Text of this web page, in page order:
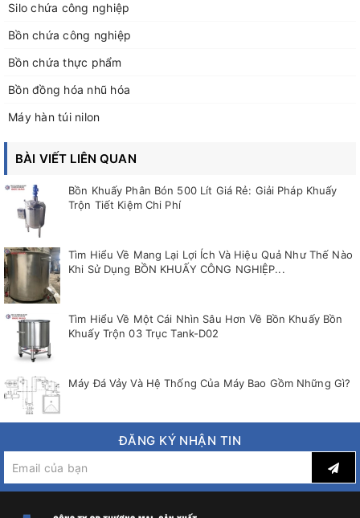
Silo chứa công nghiệp
Bồn chứa công nghiệp
Bồn chứa thực phẩm
Bồn đồng hóa nhũ hóa
Máy hàn túi nilon
BÀI VIẾT LIÊN QUAN
Bồn Khuấy Phân Bón 500 Lít Giá Rẻ: Giải Pháp Khuấy
Trộn Tiết Kiệm Chi Phí
Tìm Hiểu Về Mang Lại Lợi Ích Và Hiệu Quả Như Thế Nào
Khi Sử Dụng BỒN KHUẤY CÔNG NGHIỆP...
Tìm Hiểu Về Một Cái Nhìn Sâu Hơn Về Bồn Khuấy Bồn
Khuấy Trộn 03 Trục Tank-D02
Máy Đá Vảy Và Hệ Thống Của Máy Bao Gồm Những Gì?
ĐĂNG KÝ NHẬN TIN